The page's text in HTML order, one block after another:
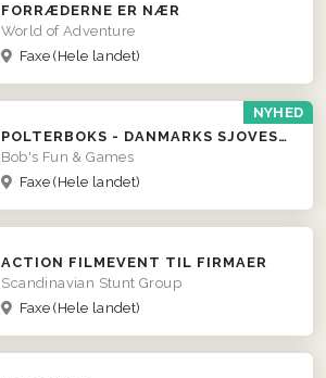
FORRÆDERNE ER NÆR
World of Adventure
Faxe(Hele landet)
NYHED
POLTERBOKS - DANMARKS SJOVESTE POLTERABEND
Bob's Fun & Games
Faxe(Hele landet)
ACTION FILMEVENT TIL FIRMAER
Scandinavian Stunt Group
Faxe(Hele landet)